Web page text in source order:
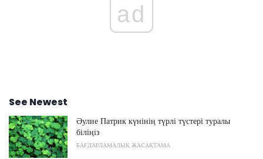
ad
See Newest
Әулие Патрик күнінің түрлі түстері туралы
біліңіз
БАҒДАРЛАМАЛЫҚ ЖАСАҚТАМА